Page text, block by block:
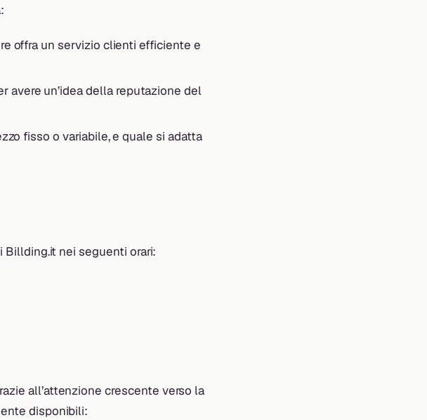
offra un servizio clienti efficiente e
avere un’idea della reputazione del
fisso o variabile, e quale si adatta
nei seguenti orari:
all’attenzione crescente verso la
disponibili: